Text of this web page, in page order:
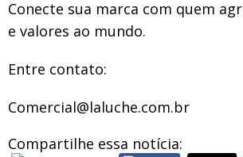
Conecte sua marca com quem
e valores ao mundo.
Entre contato:
Comercial@laluche.com.br
Compartilhe essa notícia: